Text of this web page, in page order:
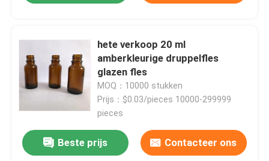
hete verkoop 20 ml
amberkleurige druppelfles
glazen fles
MOQ：10000 stukken
Prijs：$0.03/pieces 10000-299999
pieces
Beste prijs Contacteer ons